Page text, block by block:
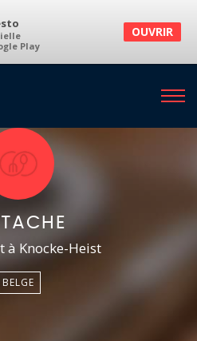
Play
OUVRIR
à Knocke-Heist
BELGE